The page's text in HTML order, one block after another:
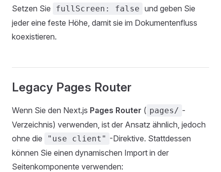
Setzen Sie
fullScreen: false und geben Sie
jeder eine feste Höhe, damit sie im Dokumentenfluss
koexistieren.
Legacy Pages Router
Wenn Sie den Next.js Pages Router ( pages/ -
Verzeichnis) verwenden, ist der Ansatz ähnlich, jedoch
ohne die
"use client" -Direktive. Stattdessen
können Sie einen dynamischen Import in der
Seitenkomponente verwenden: